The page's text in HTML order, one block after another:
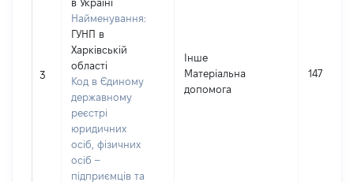
3
в Україні
Найменування:
ГУНП в
Харківській
області
Код в Єдиному
державному
реєстрі
юридичних
осіб, фізичних
осіб –
підприємців та
Інше
Матеріальна
допомога
147140